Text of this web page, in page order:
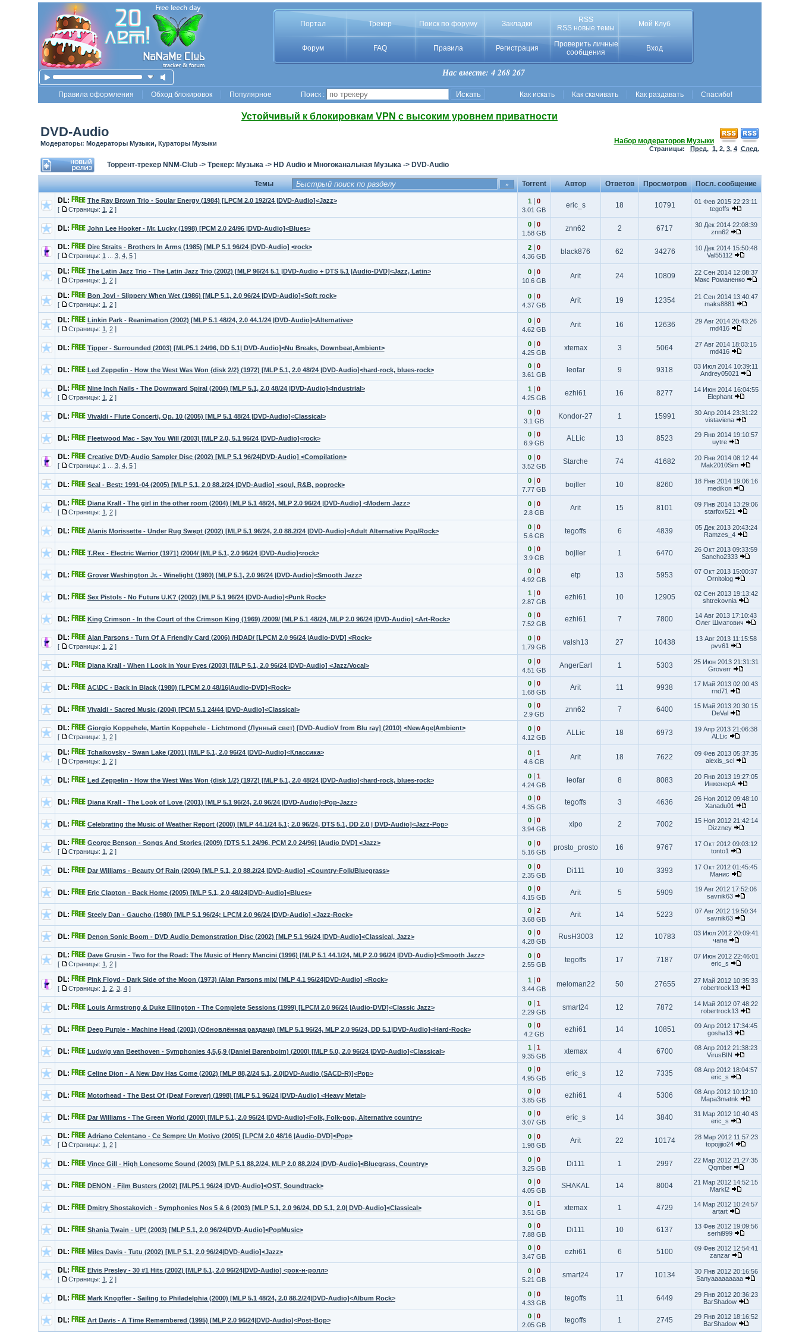
Портал Трекер Поиск по форуму Закладки
RSS
RSS новые темы
Мой Клуб
Форум FAQ Правила Регистрация
Проверить личные
сообщения
Вход
Нас вместе: 4 268 267
Правила оформления Обход блокировок Популярное Поиск : Как искать Как скачивать Как раздавать Спасибо!
Устойчивый к блокировкам VPN с высоким уровнем приватности
DVD-Audio
Модераторы: Модераторы Музыки, Кураторы Музыки Набор модераторов Музыки
Страницы: Пред. 1, 2, 3, 4 След.
Торрент-трекер NNM-Club-> Трекер: Музыка-> HD Audio и Многоканальная Музыка-> DVD-Audio
Темы Torrent Автор Ответов Просмотров
Посл. сообщение
DL:
The Ray Brown Trio - Soular Energy (1984) [LPCM 2.0 192/24 |DVD-Audio]<Jazz>
[
Страницы: 1 2]
1|
0
3.01 GB
eric_s 18 10791
01 Фев 2015 22:23:11
tegoffs
DL: John Lee Hooker - Mr. Lucky (1998) [PCM 2.0 24/96 |DVD-Audio]<Blues>
0|
0
1.58 GB
znn62 2 6717
30 Дек 2014 22:08:39
znn62
DL:
Dire Straits - Brothers In Arms (1985) [MLP 5.1 96/24 |DVD-Audio] <rock>
[
Страницы: 1 3, 4, 5]
2|
0
4.36 GB
black876 62 34276
10 Дек 2014 15:50:48
Val55112
DL:
The Latin Jazz Trio - The Latin Jazz Trio (2002) [MLP 96/24 5.1 |DVD-Audio + DTS 5.1 |Audio-DVD]<Jazz, Latin>
[
Страницы: 1 2]
0|
0
10.6 GB
Arit 24 10809
22 Сен 2014 12:08:37
Макс Романенко
DL:
Bon Jovi - Slippery When Wet (1986) [MLP 5.1, 2.0 96/24 |DVD-Audio]<Soft rock>
[
Страницы: 1 2]
0|
0
4.37 GB
Arit 19 12354
21 Сен 2014 13:40:47
maks8881
DL:
Linkin Park - Reanimation (2002) [MLP 5.1 48/24, 2.0 44.1/24 |DVD-Audio]<Alternative>
[
Страницы: 1 2]
0|
0
4.62 GB
Arit 16 12636
29 Авг 2014 20:43:26
md416
DL: Tipper - Surrounded (2003) [MLP5.1 24/96, DD 5.1| DVD-Audio]<Nu Breaks, Downbeat,Ambient>
0|
0
4.25 GB
xtemax 3 5064
27 Авг 2014 18:03:15
md416
DL: Led Zeppelin - How the West Was Won {disk 2/2} (1972) [MLP 5.1, 2.0 48/24 |DVD-Audio]<hard-rock, blues-rock>
0|
0
3.61 GB
leofar 9 9318
03 Июл 2014 10:39:11
Andrey05021
DL:
Nine Inch Nails - The Downward Spiral (2004) [MLP 5.1, 2.0 48/24 |DVD-Audio]<Industrial>
[
Страницы: 1 2]
1|
0
4.25 GB
ezhi61 16 8277
14 Июн 2014 16:04:55
Elephant
DL: Vivaldi - Flute Concerti, Op. 10 (2005) [MLP 5.1 48/24 |DVD-Audio]<Classical>
0|
0
3.1 GB
Kondor-27 1 15991
30 Апр 2014 23:31:22
vistaviena
DL: Fleetwood Mac - Say You Will (2003) [MLP 2.0, 5.1 96/24 |DVD-Audio]<rock>
0|
0
6.9 GB
ALLic 13 8523
29 Янв 2014 19:10:57
uytre
DL:
Creative DVD-Audio Sampler Disc (2002) [MLP 5.1 96/24|DVD-Audio] <Compilation>
[
Страницы: 1 3, 4, 5]
0|
0
3.52 GB
Starche 74 41682
20 Янв 2014 08:12:44
Mak2010Sim
DL: Seal - Best: 1991-04 (2005) [MLP 5.1, 2.0 88.2/24 |DVD-Audio] <soul, R&B, poprock>
0|
0
7.77 GB
bojller 10 8260
18 Янв 2014 19:06:16
medikon
DL:
Diana Krall - The girl in the other room (2004) [MLP 5.1 48/24, MLP 2.0 96/24 |DVD-Audio] <Modern Jazz>
[
Страницы: 1 2]
0|
0
2.8 GB
Arit 15 8101
09 Янв 2014 13:29:06
starfox521
DL: Alanis Morissette - Under Rug Swept (2002) [MLP 5.1 96/24, 2.0 88.2/24 |DVD-Audio]<Adult Alternative Pop/Rock>
0|
0
5.6 GB
tegoffs 6 4839
05 Дек 2013 20:43:24
Ramzes_4
DL: T.Rex - Electric Warrior (1971) /2004/ [MLP 5.1, 2.0 96/24 |DVD-Audio]<rock>
0|
0
3.9 GB
bojller 1 6470
26 Окт 2013 09:33:59
Sancho2333
DL: Grover Washington Jr. - Winelight (1980) [MLP 5.1, 2.0 96/24 |DVD-Audio]<Smooth Jazz>
0|
0
4.92 GB
etp 13 5953
07 Окт 2013 15:00:37
Ornitolog
DL: Sex Pistols - No Future U.K? (2002) [MLP 5.1 96/24 |DVD-Audio]<Punk Rock>
1|
0
2.87 GB
ezhi61 10 12905
02 Сен 2013 19:13:42
shtrekovnia
DL: King Crimson - In the Court of the Crimson King (1969) /2009/ [MLP 5.1 48/24, MLP 2.0 96/24 |DVD-Audio] <Art-Rock>
0|
0
7.52 GB
ezhi61 7 7800
14 Авг 2013 17:10:43
Олег Шматович
DL:
Alan Parsons - Turn Of A Friendly Card (2006) /HDAD/ [LPCM 2.0 96/24 |Audio-DVD] <Rock>
[
Страницы: 1 2]
0|
0
1.79 GB
valsh13 27 10438
13 Авг 2013 11:15:58
pvv61
DL: Diana Krall - When I Look in Your Eyes (2003) [MLP 5.1, 2.0 96/24 |DVD-Audio] <Jazz/Vocal>
0|
0
4.51 GB
AngerEarl 1 5303
25 Июн 2013 21:31:31
Groverr
DL: AC\DC - Back in Black (1980) [LPCM 2.0 48/16|Audio-DVD]<Rock>
0|
0
1.68 GB
Arit 11 9938
17 Май 2013 02:00:43
rnd71
DL: Vivaldi - Sacred Music (2004) [PCM 5.1 24/44 |DVD-Audio]<Classical>
0|
0
2.9 GB
znn62 7 6400
15 Май 2013 20:30:15
DeVal
DL:
Giorgio Koppehele, Martin Koppehele - Lichtmond (Лунный свет) [DVD-AudioV from Blu ray] (2010) <NewAge|Ambient>
[
Страницы: 1 2]
0|
0
4.12 GB
ALLic 18 6973
19 Апр 2013 21:06:38
ALLic
DL:
Tchaikovsky - Swan Lake (2001) [MLP 5.1, 2.0 96/24 |DVD-Audio]<Классика>
[
Страницы: 1 2]
0|
1
4.6 GB
Arit 18 7622
09 Фев 2013 05:37:35
alexis_scl
DL: Led Zeppelin - How the West Was Won {disk 1/2} (1972) [MLP 5.1, 2.0 48/24 |DVD-Audio]<hard-rock, blues-rock>
0|
1
4.24 GB
leofar 8 8083
20 Янв 2013 19:27:05
ИнженерА
DL: Diana Krall - The Look of Love (2001) [MLP 5.1 96/24, 2.0 96/24 |DVD-Audio]<Pop-Jazz>
0|
0
4.35 GB
tegoffs 3 4636
26 Ноя 2012 09:48:10
Xanadu01
DL: Celebrating the Music of Weather Report (2000) [MLP 44.1/24 5.1; 2.0 96/24, DTS 5.1, DD 2.0 | DVD-Audio]<Jazz-Pop>
0|
0
3.94 GB
xipo 2 7002
15 Ноя 2012 21:42:14
Dizzney
DL:
George Benson - Songs And Stories (2009) [DTS 5.1 24/96, PCM 2.0 24/96) |Audio DVD] <Jazz>
[
Страницы: 1 2]
0|
0
5.16 GB
prosto_prosto 16 9767
17 Окт 2012 09:03:12
tonto1
DL: Dar Williams - Beauty Of Rain (2004) [MLP 5.1, 2.0 88.2/24 |DVD-Audio] <Country-Folk/Bluegrass>
0|
0
2.35 GB
Di111 10 3393
17 Окт 2012 01:45:45
Манис
DL: Eric Clapton - Back Home (2005) [MLP 5.1, 2.0 48/24|DVD-Audio]<Blues>
0|
0
4.15 GB
Arit 5 5909
19 Авг 2012 17:52:06
savnik63
DL: Steely Dan - Gaucho (1980) [MLP 5.1 96/24; LPCM 2.0 96/24 |DVD-Audio] <Jazz-Rock>
0|
2
3.68 GB
Arit 14 5223
07 Авг 2012 19:50:34
savnik63
DL: Denon Sonic Boom - DVD Audio Demonstration Disc (2002) [MLP 5.1 96/24 |DVD-Audio]<Classical, Jazz>
0|
0
4.28 GB
RusH3003 12 10783
03 Июл 2012 20:09:41
чапа
DL:
Dave Grusin - Two for the Road: The Music of Henry Mancini (1996) [MLP 5.1 44.1/24, MLP 2.0 96/24 |DVD-Audio]<Smooth Jazz>
[
Страницы: 1 2]
0|
0
2.55 GB
tegoffs 17 7187
07 Июн 2012 22:46:01
eric_s
DL:
Pink Floyd - Dark Side of the Moon (1973) /Alan Parsons mix/ [MLP 4.1 96/24|DVD-Audio] <Rock>
[
Страницы: 1 2, 3, 4]
1|
0
3.44 GB
meloman22 50 27655
27 Май 2012 10:35:33
robertrock13
DL: Louis Armstrong & Duke Ellington - The Complete Sessions (1999) [LPCM 2.0 96/24 |Audio-DVD]<Classic Jazz>
0|
1
2.29 GB
smart24 12 7872
14 Май 2012 07:48:22
robertrock13
DL: Deep Purple - Machine Head (2001) (Обновлённая раздача) [MLP 5.1 96/24, MLP 2.0 96/24, DD 5.1|DVD-Audio]<Hard-Rock>
0|
0
4.2 GB
ezhi61 14 10851
09 Апр 2012 17:34:45
gosha13
DL: Ludwig van Beethoven - Symphonies 4,5,6,9 (Daniel Barenboim) (2000) [MLP 5.0, 2.0 96/24 |DVD-Audio]<Classical>
1|
1
9.35 GB
xtemax 4 6700
08 Апр 2012 21:38:23
VirusBIN
DL: Celine Dion - A New Day Has Come (2002) [MLP 88,2/24 5.1, 2.0|DVD-Audio (SACD-R)]<Pop>
0|
0
4.95 GB
eric_s 12 7335
08 Апр 2012 18:04:57
eric_s
DL: Motorhead - The Best Of (Deaf Forever) (1998) [MLP 5.1 96/24 |DVD-Audio] <Heavy Metal>
0|
0
3.85 GB
ezhi61 4 5306
08 Апр 2012 10:12:10
Mapa3matnk
DL: Dar Williams - The Green World (2000) [MLP 5.1, 2.0 96/24 |DVD-Audio]<Folk, Folk-pop, Alternative country>
0|
0
3.07 GB
eric_s 14 3840
31 Мар 2012 10:40:43
eric_s
DL:
Adriano Celentano - Ce Sempre Un Motivo (2005) [LPCM 2.0 48/16 |Audio-DVD]<Pop>
[
Страницы: 1 2]
0|
0
1.98 GB
Arit 22 10174
28 Мар 2012 11:57:23
topojijio24
DL: Vince Gill - High Lonesome Sound (2003) [MLP 5.1 88,2/24, MLP 2.0 88,2/24 |DVD-Audio]<Bluegrass, Country>
0|
0
3.25 GB
Di111 1 2997
22 Мар 2012 21:27:35
Qqmber
DL: DENON - Film Busters (2002) [MLP5.1 96/24 |DVD-Audio]<OST, Soundtrack>
0|
0
4.05 GB
SHAKAL 14 8004
21 Мар 2012 14:52:15
Markl2
DL: Dmitry Shostakovich - Symphonies Nos 5 & 6 (2003) [MLP 5.1, 2.0 96/24, DD 5.1, 2.0| DVD-Audio]<Classical>
0|
1
3.51 GB
xtemax 1 4729
14 Мар 2012 10:24:57
artart
DL: Shania Twain - UP! (2003) [MLP 5.1, 2.0 96/24|DVD-Audio]<PopMusic>
0|
0
7.88 GB
Di111 10 6137
13 Фев 2012 19:09:56
serhi999
DL: Miles Davis - Tutu (2002) [MLP 5.1, 2.0 96/24|DVD-Audio]<Jazz>
0|
0
3.47 GB
ezhi61 6 5100
09 Фев 2012 12:54:41
zanzar
DL:
Elvis Presley - 30 #1 Hits (2002) [MLP 5.1, 2.0 96/24|DVD-Audio] <рок-н-ролл>
[
Страницы: 1 2]
0|
0
5.21 GB
smart24 17 10134
30 Янв 2012 20:16:56
Sanyaaaaaaaaa
DL: Mark Knopfler - Sailing to Philadelphia (2000) [MLP 5.1 48/24, 2.0 88.2/24|DVD-Audio]<Album Rock>
0|
0
4.33 GB
tegoffs 11 6449
29 Янв 2012 20:36:23
BarShadow
DL: Art Davis - A Time Remembered (1995) [MLP 2.0 96/24|DVD-Audio]<Post-Bop>
0|
0
2.05 GB
tegoffs 1 2745
29 Янв 2012 18:16:52
BarShadow